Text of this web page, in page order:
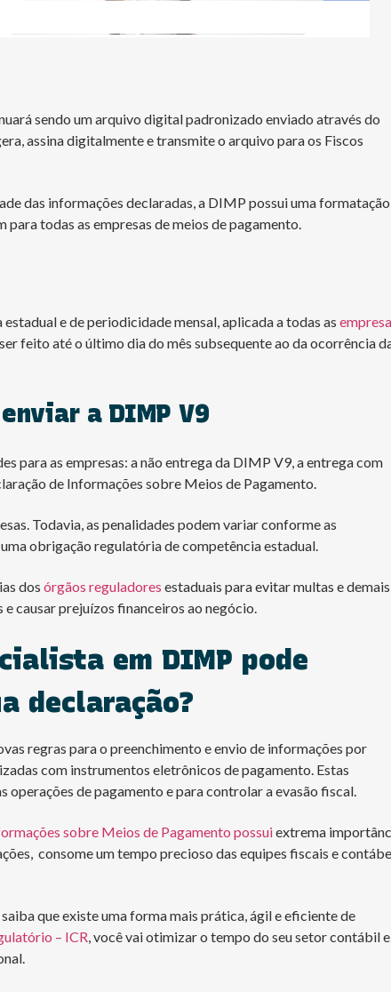
sendo um arquivo digital padronizado enviado através do
assina digitalmente e transmite o arquivo para os Fiscos
das informações declaradas, a DIMP possui uma formatação
todas as empresas de meios de pagamento.
e de periodicidade mensal, aplicada a todas as
feito até o último dia do mês subsequente ao da ocorrência
a DIMP V9
para as empresas: a não entrega da DIMP V9, a entrega com
de Informações sobre Meios de Pagamento.
Todavia, as penalidades podem variar conforme as
obrigação regulatória de competência estadual.
dos órgãos reguladores estaduais para evitar multas e demais
causar prejuízos financeiros ao negócio.
em DIMP pode
declaração?
regras para o preenchimento e envio de informações por
com instrumentos eletrônicos de pagamento. Estas
operações de pagamento e para controlar a evasão fiscal.
sobre Meios de Pagamento possuiextrema
consome um tempo precioso das equipes fiscais e
que existe uma forma mais prática, ágil e eficiente de
– ICR , você vai otimizar o tempo do seu setor contábil e